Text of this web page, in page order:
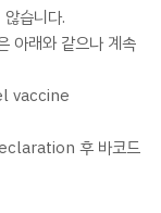
습니다.
아래와 같으나 계속
vaccine
후 바코드